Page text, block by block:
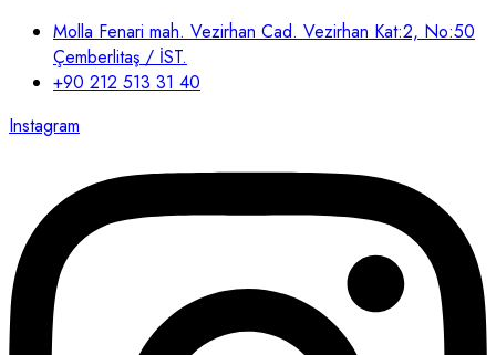
Molla Fenari mah. Vezirhan Cad. Vezirhan Kat:2, No:50
Çemberlitaş / İST.
+90 212 513 31 40
Instagram